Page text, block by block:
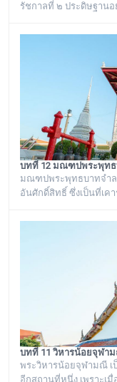
รัชกาลที่ ๒ ประดิษฐาน
ดั้งเดิมที่มีอยู่คู่กับวัดอรุ
สมเด็จพระพุทธเลิศหล้
ที่ สมเด็จพระเจ้าลูกยา
มณฑปพระพุทธบาทจำล
อันศักดิ์สิทธิ์ ซึ่งเป็นที่เ
กับพระวิหารใหญ่วัดอรุณ
รัส ก่อด้วยอิฐถือปูนประ
ขึ้นในรัชสมัยพระบาทส
พระวิหารน้อยจุฬามณี
อีกสถานที่หนึ่ง เพราะเ